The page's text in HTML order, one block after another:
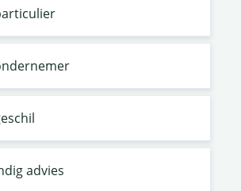
advies